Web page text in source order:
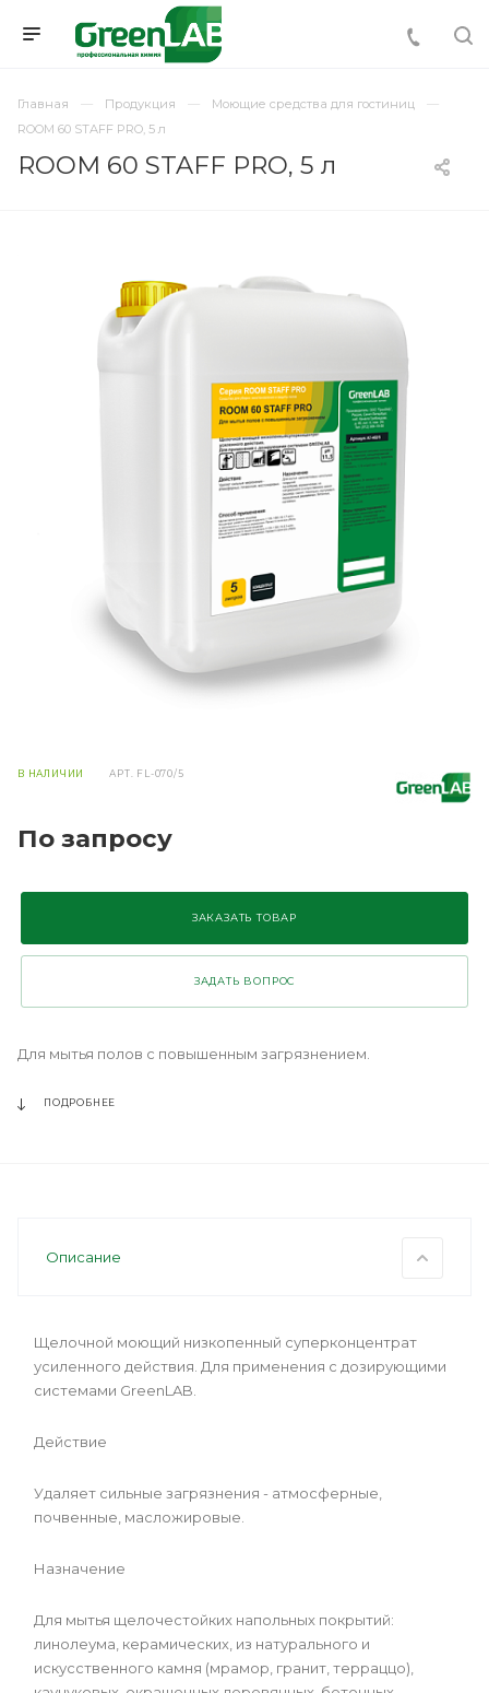
Главная Продукция
Моющие средства для гостиниц
ROOM 60 STAFF PRO, 5 л
ROOM 60 STAFF PRO, 5 л
В НАЛИЧИИ АРТ. FL-070/5
По запросу
ЗАКАЗАТЬ ТОВАР
ЗАДАТЬ ВОПРОС
Для мытья полов с повышенным загрязнением.
ПОДРОБНЕЕ
Описание
Щелочной моющий низкопенный суперконцентрат
усиленного действия. Для применения с дозирующими
системами GreenLAB.
Действие
Удаляет сильные загрязнения - атмосферные,
почвенные, масложировые.
Назначение
Для мытья щелочестойких напольных покрытий:
линолеума, керамических, из натурального и
искусственного камня (мрамор, гранит, терраццо),